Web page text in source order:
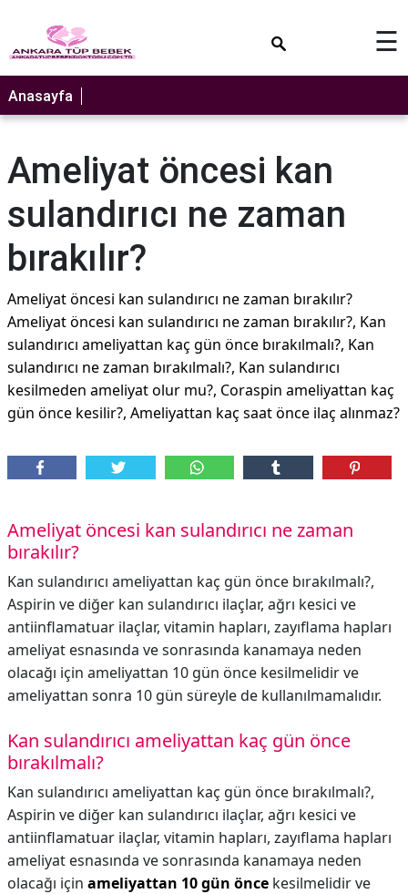
☰
Anasayfa
Ameliyat öncesi kan
sulandırıcı ne zaman
bırakılır?
Ameliyat öncesi kan sulandırıcı ne zaman bırakılır?
Ameliyat öncesi kan sulandırıcı ne zaman bırakılır?, Kan
sulandırıcı ameliyattan kaç gün önce bırakılmalı?, Kan
sulandırıcı ne zaman bırakılmalı?, Kan sulandırıcı
kesilmeden ameliyat olur mu?, Coraspin ameliyattan kaç
gün önce kesilir?, Ameliyattan kaç saat önce ilaç alınmaz?
Ameliyat öncesi kan sulandırıcı ne zaman
bırakılır?
Kan sulandırıcı ameliyattan kaç gün önce bırakılmalı?,
Aspirin ve diğer kan sulandırıcı ilaçlar, ağrı kesici ve
antiinflamatuar ilaçlar, vitamin hapları, zayıflama hapları
ameliyat esnasında ve sonrasında kanamaya neden
olacağı için ameliyattan 10 gün önce kesilmelidir ve
ameliyattan sonra 10 gün süreyle de kullanılmamalıdır.
Kan sulandırıcı ameliyattan kaç gün önce
bırakılmalı?
Kan sulandırıcı ameliyattan kaç gün önce bırakılmalı?,
Aspirin ve diğer kan sulandırıcı ilaçlar, ağrı kesici ve
antiinflamatuar ilaçlar, vitamin hapları, zayıflama hapları
ameliyat esnasında ve sonrasında kanamaya neden
olacağı için ameliyattan 10 gün önce kesilmelidir ve